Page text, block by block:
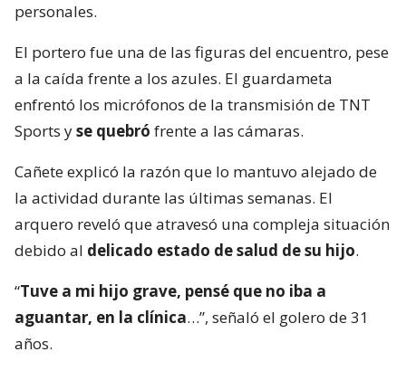
personales.
El portero fue una de las figuras del encuentro, pese
a la caída frente a los azules. El guardameta
enfrentó los micrófonos de la transmisión de TNT
Sports yse quebró frente a las cámaras.
Cañete explicó la razón que lo mantuvo alejado de
la actividad durante las últimas semanas. El
arquero reveló que atravesó una compleja situación
debido al delicado estado de salud de su hijo.
“Tuve a mi hijo grave, pensé que no iba a
aguantar, en la clínica…”, señaló el golero de 31
años.